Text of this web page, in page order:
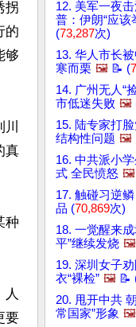
拐
的
够
真
种
人
要
12. 美军一夜
普：伊朗“应该
(73,287次)
13. 华人市长
寒而栗 🖼️ 📝 (
14. 广州无人“
市低迷失败 🖼️
15. 陆专家打
结构性问题 🖼️
16. 中共派小
式 全民愤怒 🖼️
17. 触碰习逆
品 (70,869次)
18. 一觉醒来
平”继续发烧 🖼️
19. 深圳女子
衣“裸检” 🖼️ 📝
20. 甩开中共
常国家”形象 🖼️